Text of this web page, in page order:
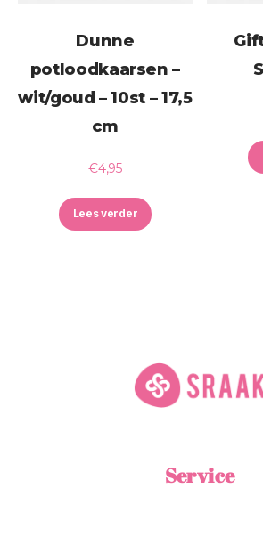
Dunne
potloodkaarsen –
wit/goud – 10st – 17,5
cm
€4,95
Lees verder
Service